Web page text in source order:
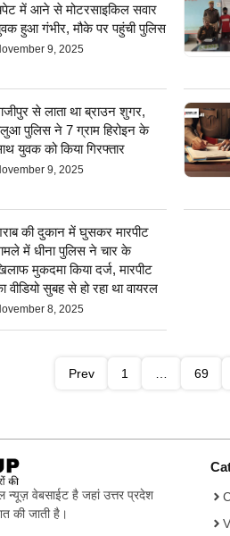
में आने से मोटरसाइकिल सवार
हुआ गंभीर, मौके पर पहुंची पुलिस
9, 2025
से लाता था ब्राउन शुगर,
पुलिस ने 7 ग्राम हिरोइन के
युवक को किया गिरफ्तार
9, 2025
की दुकान में घुसकर मारपीट
में धीना पुलिस ने चार के
मुकदमा किया दर्ज, मारपीट
वीडियो सुबह से हो रहा था वायरल
8, 2025
Prev 1 69
वेबसाईट है जहां उत्तर प्रदेश
की जाती है।